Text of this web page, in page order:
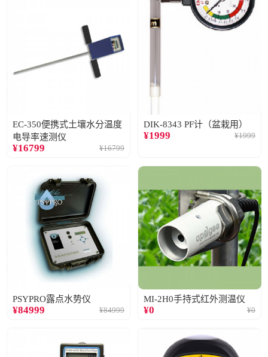
EC-350便携式土壤水分温度
电导率速测仪
¥16799 ¥16799
DIK-8343 PF计（盆栽用）
¥1999 ¥1999
PSYPRO露点水势仪
¥84999 ¥84999
MI-2H0手持式红外测温仪
¥0 ¥0